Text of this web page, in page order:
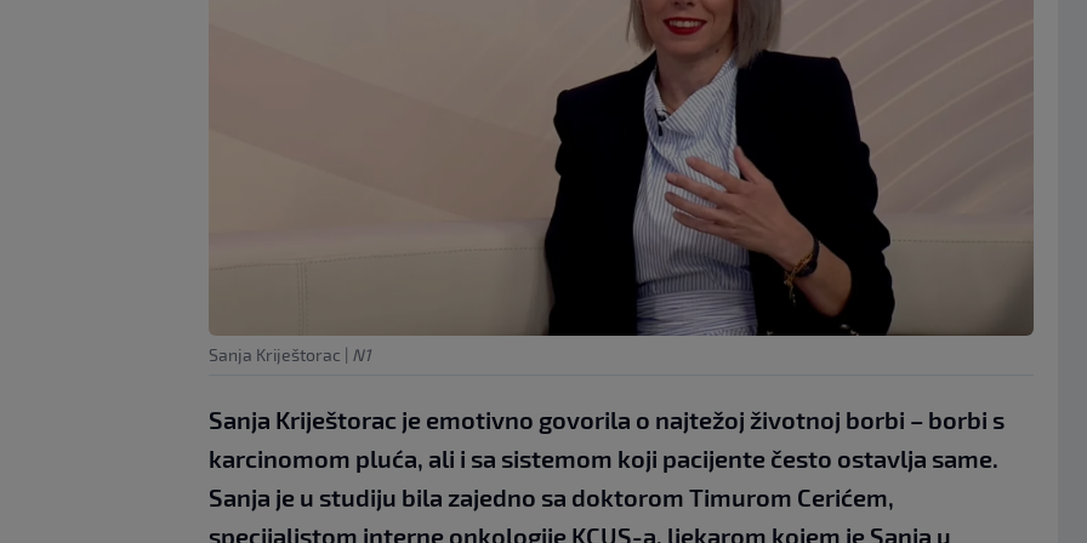
Sanja Kriještorac | N1
Sanja Kriještorac je emotivno govorila o najtežoj životnoj borbi – borbi s
karcinomom pluća, ali i sa sistemom koji pacijente često ostavlja same.
Sanja je u studiju bila zajedno sa doktorom Timurom Cerićem,
specijalistom interne onkologije KCUS-a, ljekarom kojem je Sanja u